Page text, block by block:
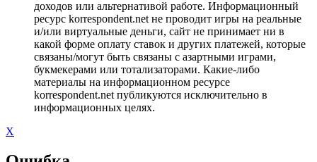
доходов или альтернативой работе. Информационный
ресурс korrespondent.net не проводит игры на реальные
и/или виртуальные деньги, сайт не принимает ни в
какой форме оплату ставок и других платежей, которые
связаны/могут быть связаны с азартными играми,
букмекерами или тотализаторами. Какие-либо
материалы на информационном ресурсе
korrespondent.net публикуются исключительно в
информационных целях.
X